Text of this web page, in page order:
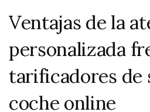
Ventajas de la
personalizada
tarificadores de
coche online